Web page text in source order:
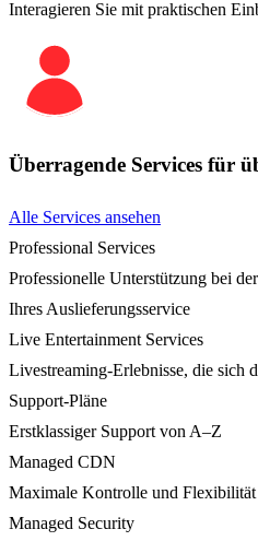
Interagieren Sie mit praktischen
Überragende Services für
Alle Services ansehen
Professional Services
Professionelle Unterstützung bei
Ihres Auslieferungsservice
Live Entertainment Services
Livestreaming-Erlebnisse, die sich
Support-Pläne
Erstklassiger Support von A–Z
Managed CDN
Maximale Kontrolle und Flexibilität
Managed Security